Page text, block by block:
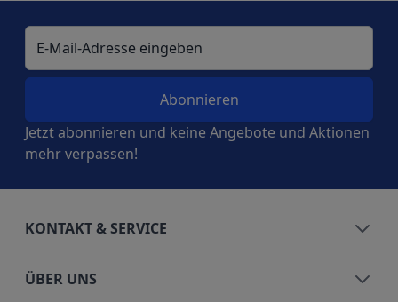
E-Mail-Adresse
Jetzt abonnieren und keine Angebote und Aktionen
mehr verpassen!
KONTAKT & SERVICE
ÜBER UNS